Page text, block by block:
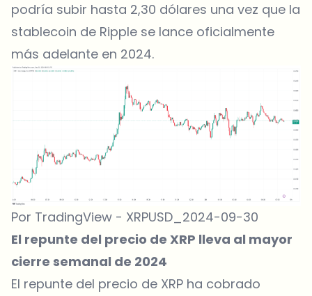
podría subir hasta 2,30 dólares una vez que la
stablecoin de Ripple se lance oficialmente
más adelante en 2024.
Por TradingView - XRPUSD_2024-09-30
El repunte del precio de XRP lleva al mayor
cierre semanal de 2024
El repunte del precio de XRP ha cobrado